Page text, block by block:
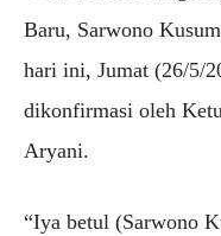
Baru, Sarwono
hari ini, Jumat (26/5/
dikonfirmasi oleh
Aryani.
“Iya betul (Sarwono